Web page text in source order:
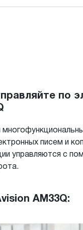
по
писем и
управляются с
AM33Q: